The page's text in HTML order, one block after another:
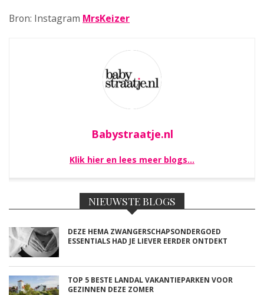
Bron: Instagram MrsKeizer
Babystraatje.nl
Klik hier en lees meer blogs…
NIEUWSTE BLOGS
DEZE HEMA ZWANGERSCHAPSONDERGOED
ESSENTIALS HAD JE LIEVER EERDER ONTDEKT
TOP 5 BESTE LANDAL VAKANTIEPARKEN VOOR
GEZINNEN DEZE ZOMER